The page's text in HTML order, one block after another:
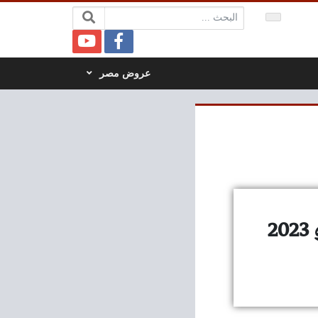
البحث:
عروض مصر
عروض العثيم مصر اليوم 30 ابريل حتى 13 مايو 2023